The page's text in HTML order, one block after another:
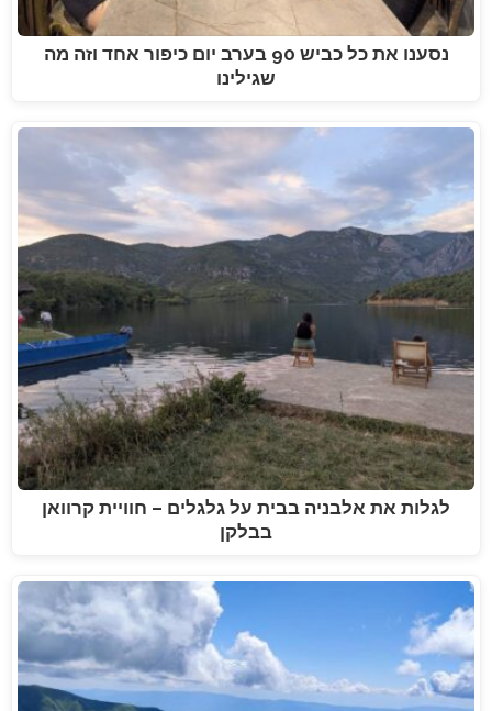
נסענו את כל כביש 90 בערב יום כיפור אחד וזה מה
שגילינו
לגלות את אלבניה בבית על גלגלים – חוויית קרוואן
בבלקן